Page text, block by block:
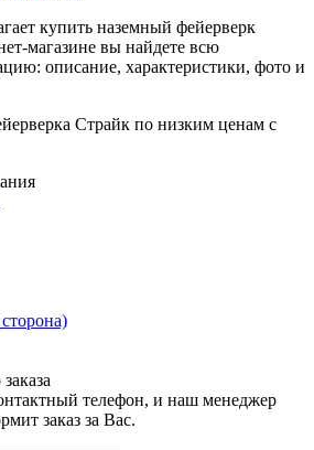
купить наземный фейерверк
магазине вы найдете всю
описание, характеристики, фото и
Страйк по низким ценам с
телефон, и наш менеджер
заказ за Вас.